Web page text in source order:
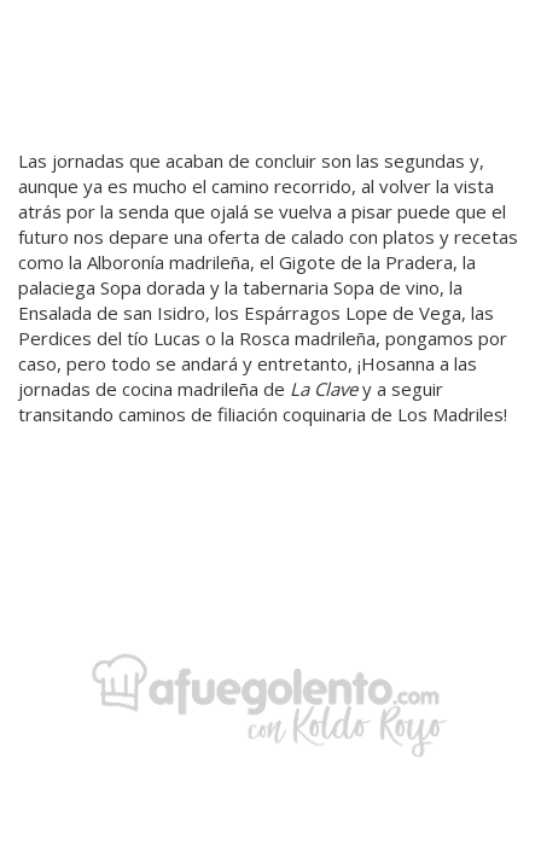
Las jornadas que acaban de concluir son las segundas y,
aunque ya es mucho el camino recorrido, al volver la vista
atrás por la senda que ojalá se vuelva a pisar puede que el
futuro nos depare una oferta de calado con platos y recetas
como la Alboronía madrileña, el Gigote de la Pradera, la
palaciega Sopa dorada y la tabernaria Sopa de vino, la
Ensalada de san Isidro, los Espárragos Lope de Vega, las
Perdices del tío Lucas o la Rosca madrileña, pongamos por
caso, pero todo se andará y entretanto, ¡Hosanna a las
jornadas de cocina madrileña de La Clavey a seguir
transitando caminos de filiación coquinaria de Los Madriles!